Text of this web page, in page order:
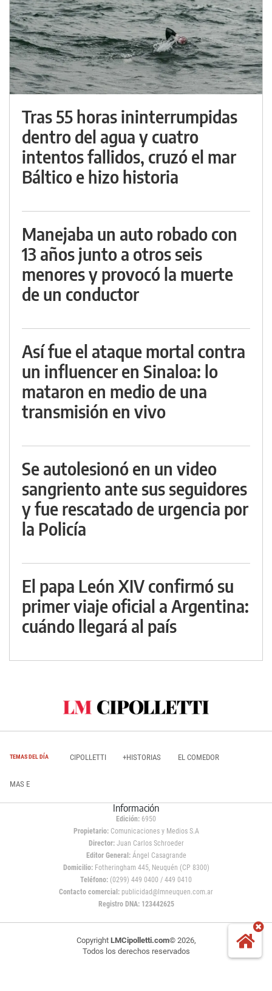
Tras 55 horas ininterrumpidas
dentro del agua y cuatro
intentos fallidos, cruzó el mar
Báltico e hizo historia
Manejaba un auto robado con
13 años junto a otros seis
menores y provocó la muerte
de un conductor
Así fue el ataque mortal contra
un influencer en Sinaloa: lo
mataron en medio de una
transmisión en vivo
Se autolesionó en un video
sangriento ante sus seguidores
y fue rescatado de urgencia por
la Policía
El papa León XIV confirmó su
primer viaje oficial a Argentina:
cuándo llegará al país
TEMAS DEL DÍA CIPOLLETTI +HISTORIAS EL COMEDOR
MAS E
Información
Edición: 6950
Propietario:Comunicaciones y Medios S.A
Director: Juan Carlos Schroeder
Editor General:Ángel Casagrande
Domicilio:Fotheringham 445, Neuquén (CP 8300)
Teléfono: (0299) 449 0400 / 449 0410
Contacto comercial: publicidad@lmneuquen.com.ar
Registro DNA: 123442625
Copyright LMCipolletti.com© 2026,
Todos los derechos reservados